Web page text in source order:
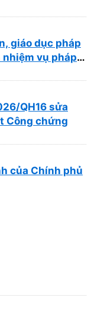
giáo dục pháp
vụ pháp
QH16 sửa
Công chứng
của Chính phủ